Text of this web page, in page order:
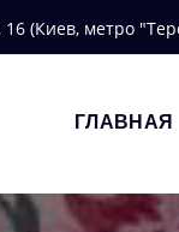
(Киев, метро
ГЛАВНАЯ